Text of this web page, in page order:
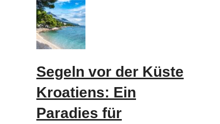
Segeln vor der Küste
Kroatiens: Ein
Paradies für